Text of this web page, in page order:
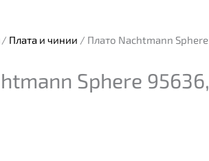
/ Плата и чинии / Плато Nachtmann Sphere
Sphere 95636,